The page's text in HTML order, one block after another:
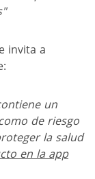
"
invita a
un
de riesgo
la salud
en la app